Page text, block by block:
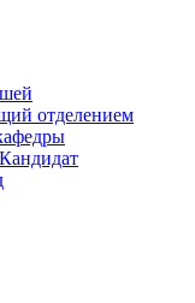
отделением